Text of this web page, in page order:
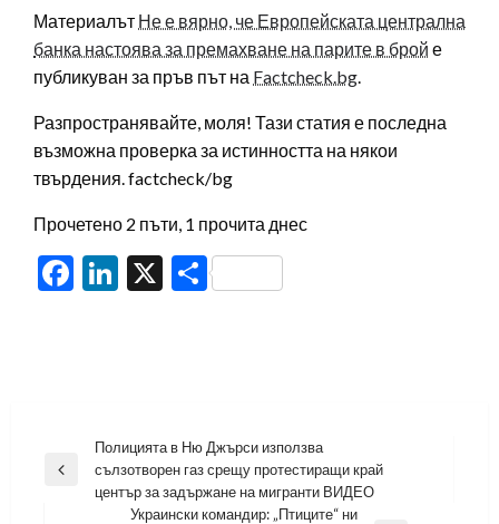
Материалът Не е вярно, че Европейската централна
банка настоява за премахване на парите в брой е
публикуван за пръв път на Factcheck.bg.
Разпространявайте, моля! Тази статия е последна
възможна проверка за истинността на някои
твърдения. factcheck/bg
Прочетено 2 пъти, 1 прочита днес
Facebook
LinkedIn
X Share
Навигация
Previous
Полицията в Ню Джърси използва
сълзотворен газ срещу протестиращи край
център за задържане на мигранти ВИДЕО
Украински командир: „Птиците“ ни